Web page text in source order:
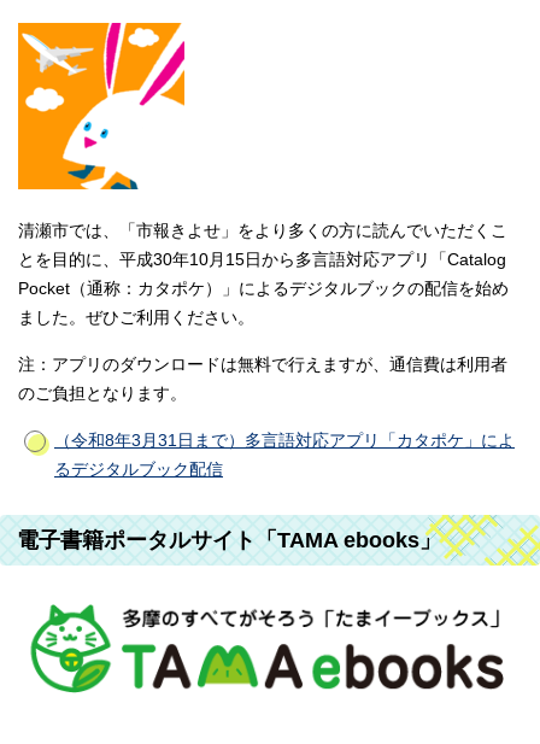
清瀬市では、「市報きよせ」をより多くの方に読んでいただくこ
とを目的に、平成30年10月15日から多言語対応アプリ「Catalog
Pocket（通称：カタポケ）」によるデジタルブックの配信を始め
ました。ぜひご利用ください。
注：アプリのダウンロードは無料で行えますが、通信費は利用者
のご負担となります。
（令和8年3月31日まで）多言語対応アプリ「カタポケ」によ
るデジタルブック配信
電子書籍ポータルサイト「TAMA ebooks」